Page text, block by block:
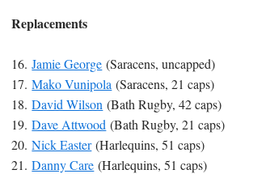
Replacements
16.Jamie George (Saracens, uncapped)
17.Mako Vunipola (Saracens, 21 caps)
18.David Wilson (Bath Rugby, 42 caps)
19.Dave Attwood (Bath Rugby, 21 caps)
20.Nick Easter(Harlequins, 51 caps)
21.Danny Care (Harlequins, 51 caps)